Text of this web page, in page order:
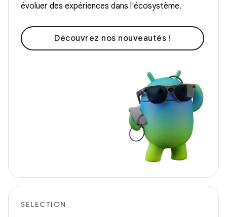
évoluer des expériences dans l'écosystème.
Découvrez nos nouveautés !
SÉLECTION